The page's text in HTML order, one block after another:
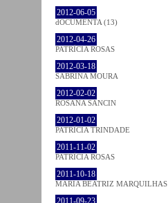
2012-06-05
dOCUMENTA (13)
2012-04-26
PATRÍCIA ROSAS
2012-03-18
SABRINA MOURA
2012-02-02
ROSANA SANCIN
2012-01-02
PATRÍCIA TRINDADE
2011-11-02
PATRÍCIA ROSAS
2011-10-18
MARIA BEATRIZ MARQUILHAS
2011-09-23